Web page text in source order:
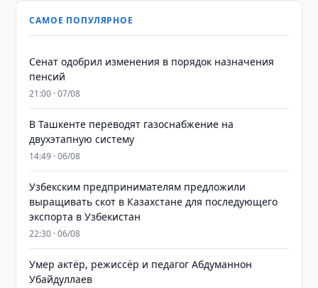
САМОЕ ПОПУЛЯРНОЕ
Сенат одобрил изменения в порядок назначения
пенсий
21:00 · 07/08
В Ташкенте переводят газоснабжение на
двухэтапную систему
14:49 · 06/08
Узбекским предпринимателям предложили
выращивать скот в Казахстане для последующего
экспорта в Узбекистан
22:30 · 06/08
Умер актёр, режиссёр и педагог Абдуманнон
Убайдуллаев